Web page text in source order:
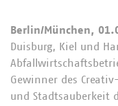
Berlin/München,
Duisburg, Kiel und
Gewinner des
und Stadtsauberkeit